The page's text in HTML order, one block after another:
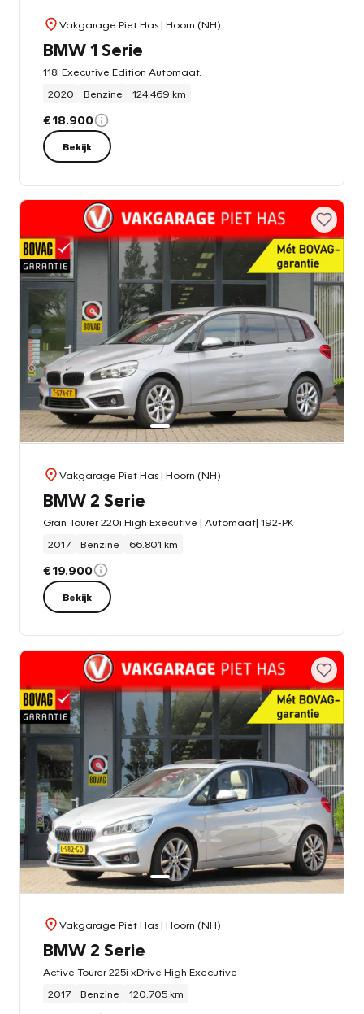
Vakgarage Piet Has| Hoorn (NH)
BMW 1 Serie
118i Executive Edition Automaat.
2020
Benzine 124.469 km
€ 18.900
Bekijk
Vakgarage Piet Has| Hoorn (NH)
BMW 2 Serie
Gran Tourer 220i High Executive | Automaat| 192-PK
2017
Benzine 66.801 km
€ 19.900
Bekijk
Vakgarage Piet Has| Hoorn (NH)
BMW 2 Serie
Active Tourer 225i xDrive High Executive
2017
Benzine 120.705 km